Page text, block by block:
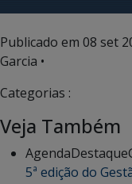
Publicado em 08 set
Garcia •
Categorias :
Veja Também
AgendaDestaque
5ª edição do